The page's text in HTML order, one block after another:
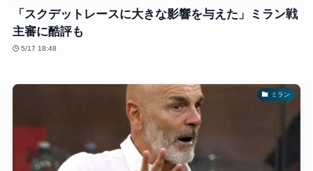
「スクデットレースに大きな影響を与えた」ミラン戦
主審に酷評も
5/17 18:48
ミラン